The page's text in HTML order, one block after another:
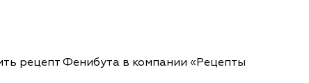
рецепт Фенибута в компании «Рецепты